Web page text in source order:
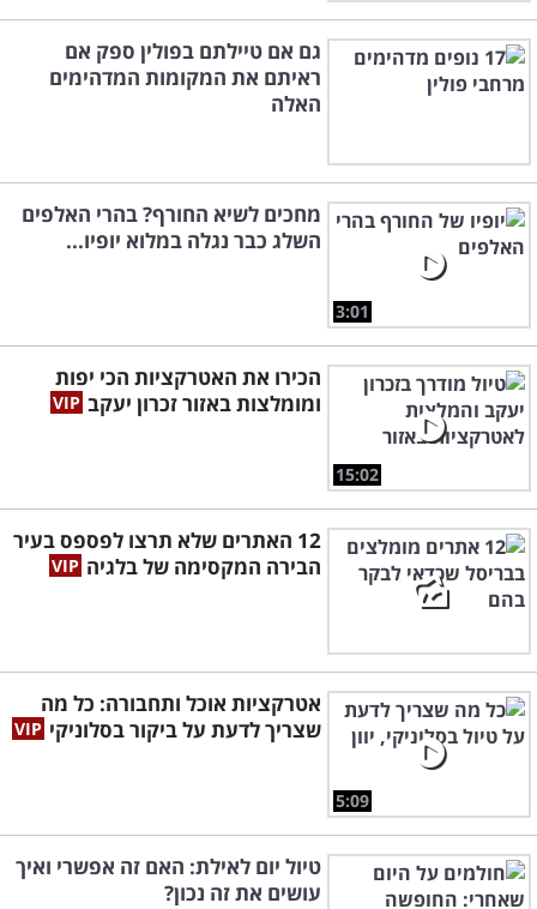
גם אם טיילתם בפולין ספק אם
ראיתם את המקומות המדהימים
האלה
3:01
מחכים לשיא החורף? בהרי האלפים
השלג כבר נגלה במלוא יופיו...
15:02
הכירו את האטרקציות הכי יפות
ומומלצות באזור זכרון יעקב
12 האתרים שלא תרצו לפספס בעיר
הבירה המקסימה של בלגיה
5:09
אטרקציות אוכל ותחבורה: כל מה
שצריך לדעת על ביקור בסלוניקי
טיול יום לאילת: האם זה אפשרי ואיך
עושים את זה נכון?